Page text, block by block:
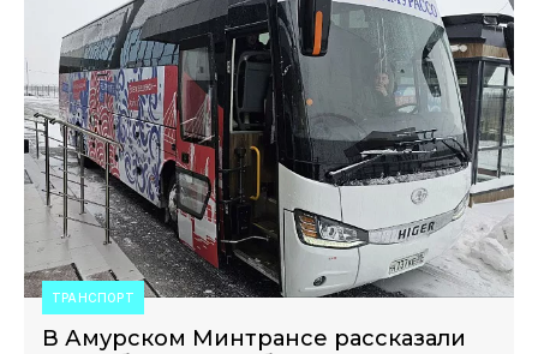
ТРАНСПОРТ
В Амурском Минтрансе рассказали